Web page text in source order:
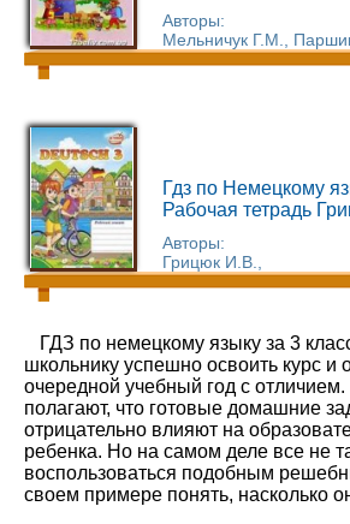
Авторы:
Мельничук Г.М.,
Гдз по Немецкому
Рабочая тетрадь
Авторы:
Грицюк И.В.,
ГДЗ по немецкому языку за 3
школьнику успешно освоить курс и
очередной учебный год с
полагают, что готовые домашние
отрицательно влияют на
ребенка. Но на самом деле все не
воспользоваться подобным
своем примере понять, насколько